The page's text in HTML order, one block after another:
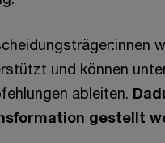
und können
ableiten.
gestellt